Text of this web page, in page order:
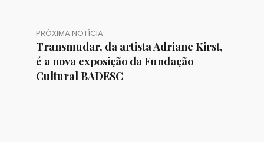
PRÓXIMA NOTÍCIA
Transmudar, da artista Adriane Kirst,
é a nova exposição da Fundação
Cultural BADESC